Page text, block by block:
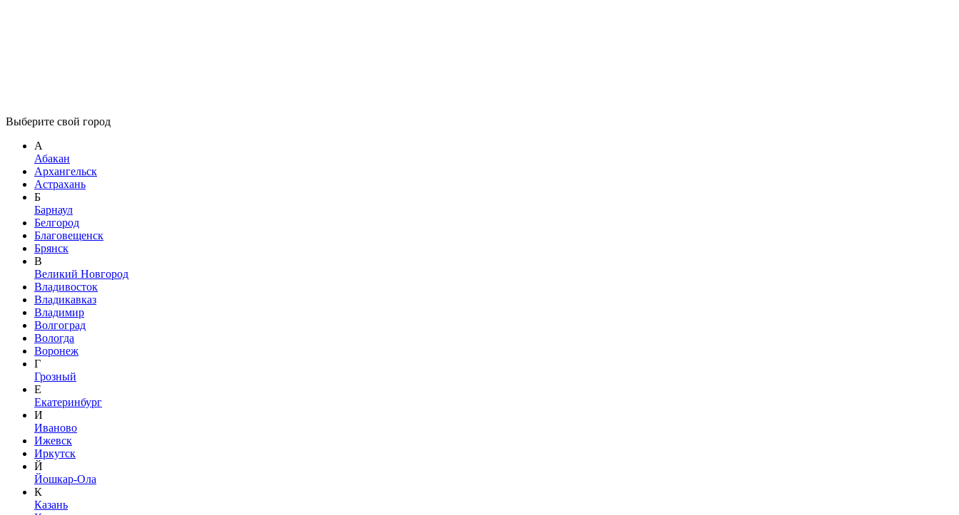
Выберите свой город
А
Абакан
Архангельск
Астрахань
Б
Барнаул
Белгород
Благовещенск
Брянск
В
Великий Новгород
Владивосток
Владикавказ
Владимир
Волгоград
Вологда
Воронеж
Г
Грозный
Е
Екатеринбург
И
Иваново
Ижевск
Иркутск
Й
Йошкар-Ола
К
Казань